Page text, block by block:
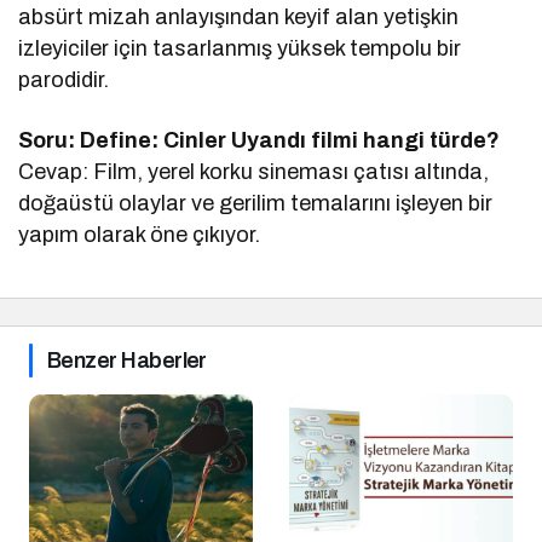
absürt mizah anlayışından keyif alan yetişkin
izleyiciler için tasarlanmış yüksek tempolu bir
parodidir.
Soru: Define: Cinler Uyandı filmi hangi türde?
Cevap: Film, yerel korku sineması çatısı altında,
doğaüstü olaylar ve gerilim temalarını işleyen bir
yapım olarak öne çıkıyor.
Benzer Haberler